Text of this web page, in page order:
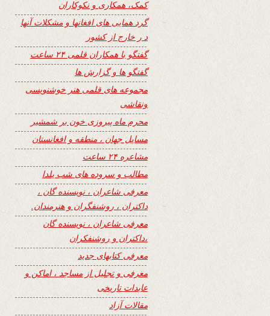
کمک، همکاری و نکوکاران
گرد همایی های افغانها و مشکلات آنها
د ر خارج از کشور
گفتگو با همکاران قلمی ۲۴ ساعت
گفتگو ها و گزارش ها
مجموعه های قلمی هنر خوشنویسی
ونقاشی
محرم ماه پیروزی خون بر شمشیر
مسایل جهان ، منطقه و افغانستان
مشاعره ۲۴ ساعت
مطالب و سروده های شب یلدا
معرفی شاعران ، نویسنده گان ،
داکتران ، روشنفگران و هنرمندان.
معرفی شاعران ، نویسنده گان
،داکتران و روشنفکران
معرفی کتابهای جدید
معرفی و تجلیل از مساجد ، اماکن و
عابدات تاریخی
مقالات آزاد